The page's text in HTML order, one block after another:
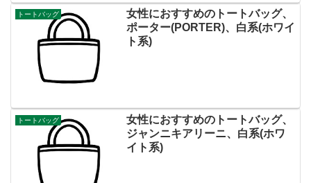
トートバッグ
女性におすすめのトートバッグ、
ポーター(PORTER)、白系(ホワイ
ト系)
トートバッグ
女性におすすめのトートバッグ、
ジャンニキアリーニ、白系(ホワ
イト系)